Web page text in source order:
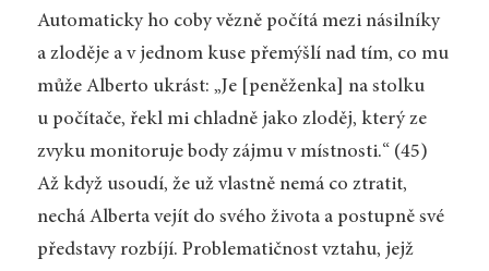
Automaticky ho coby vězně počítá mezi násilníky
a zloděje a v jednom kuse přemýšlí nad tím, co mu
může Alberto ukrást: „Je [peněženka] na stolku
u počítače, řekl mi chladně jako zloděj, který ze
zvyku monitoruje body zájmu v místnosti.“ (45)
Až když usoudí, že už vlastně nemá co ztratit,
nechá Alberta vejít do svého života a postupně své
představy rozbíjí. Problematičnost vztahu, jejž